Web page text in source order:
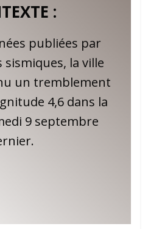
:
publiées par
la ville
un tremblement
4,6 dans la
9 septembre